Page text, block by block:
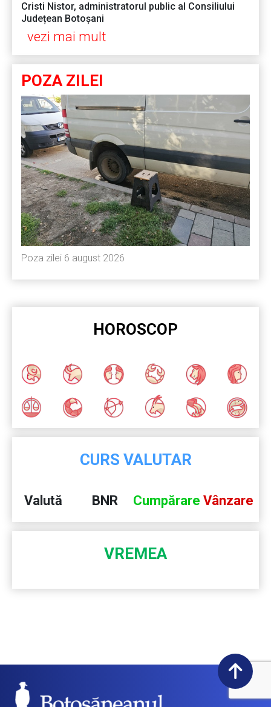
Cristi Nistor, administratorul public al Consiliului
Județean Botoșani
vezi mai mult
POZA ZILEI
Poza zilei 6 august 2026
HOROSCOP
CURS VALUTAR
Valută BNR Cumpărare Vânzare
VREMEA